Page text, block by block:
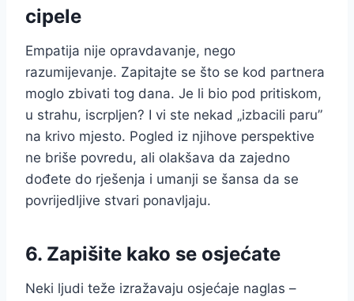
cipele
Empatija nije opravdavanje, nego
razumijevanje. Zapitajte se što se kod partnera
moglo zbivati tog dana. Je li bio pod pritiskom,
u strahu, iscrpljen? I vi ste nekad „izbacili paru”
na krivo mjesto. Pogled iz njihove perspektive
ne briše povredu, ali olakšava da zajedno
dođete do rješenja i umanji se šansa da se
povrijedljive stvari ponavljaju.
6. Zapišite kako se osjećate
Neki ljudi teže izražavaju osjećaje naglas –